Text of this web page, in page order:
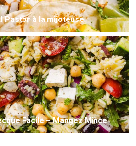
Pastor à la mijoteuse
Facile – Mangez Mince